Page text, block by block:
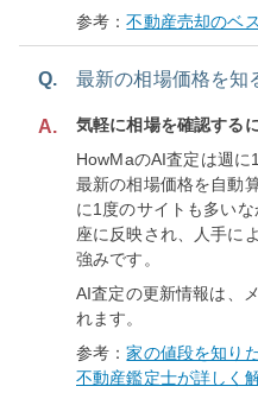
参考：不動産売却のベ
Q. 最新の相場価格を知
A.
気軽に相場を確認する
HowMaのAI査定は週に
最新の相場価格を自動
に1度のサイトも多い
座に反映され、人手に
強みです。
AI査定の更新情報は、
れます。
参考：家の値段を知り
不動産鑑定士が詳しく